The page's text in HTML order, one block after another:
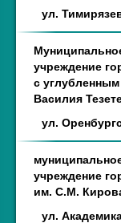
ул.
учреждение
с
Василия
ул.
учреждение
им. С.М.
ул.